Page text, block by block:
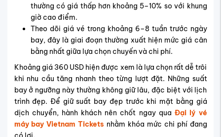
thường có giá thấp hơn khoảng 5–10% so với khung
giờ cao điểm.
Theo dõi giá vé trong khoảng 6–8 tuần trước ngày
bay, đây là giai đoạn thường xuất hiện mức giá cân
bằng nhất giữa lựa chọn chuyến và chi phí.
Khoảng giá 360 USD hiện được xem là lựa chọn rất dễ trôi
khi nhu cầu tăng nhanh theo từng lượt đặt. Những suất
bay ở ngưỡng này thường không giữ lâu, đặc biệt với lịch
trình đẹp. Để giữ suất bay đẹp trước khi mặt bằng giá
dịch chuyển, hành khách nên chốt ngay quaĐại lý vé
máy bay Vietnam Tickets nhằm khóa mức chi phí đang